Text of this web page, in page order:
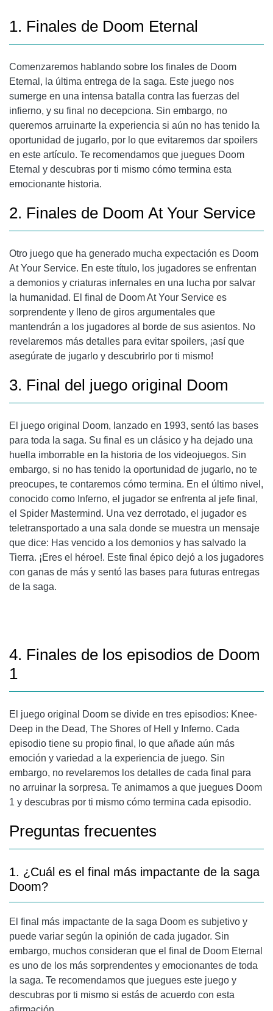
1. Finales de Doom Eternal
Comenzaremos hablando sobre los finales de Doom
Eternal, la última entrega de la saga. Este juego nos
sumerge en una intensa batalla contra las fuerzas del
infierno, y su final no decepciona. Sin embargo, no
queremos arruinarte la experiencia si aún no has tenido la
oportunidad de jugarlo, por lo que evitaremos dar spoilers
en este artículo. Te recomendamos que juegues Doom
Eternal y descubras por ti mismo cómo termina esta
emocionante historia.
2. Finales de Doom At Your Service
Otro juego que ha generado mucha expectación es Doom
At Your Service. En este título, los jugadores se enfrentan
a demonios y criaturas infernales en una lucha por salvar
la humanidad. El final de Doom At Your Service es
sorprendente y lleno de giros argumentales que
mantendrán a los jugadores al borde de sus asientos. No
revelaremos más detalles para evitar spoilers, ¡así que
asegúrate de jugarlo y descubrirlo por ti mismo!
3. Final del juego original Doom
El juego original Doom, lanzado en 1993, sentó las bases
para toda la saga. Su final es un clásico y ha dejado una
huella imborrable en la historia de los videojuegos. Sin
embargo, si no has tenido la oportunidad de jugarlo, no te
preocupes, te contaremos cómo termina. En el último nivel,
conocido como Inferno, el jugador se enfrenta al jefe final,
el Spider Mastermind. Una vez derrotado, el jugador es
teletransportado a una sala donde se muestra un mensaje
que dice: Has vencido a los demonios y has salvado la
Tierra. ¡Eres el héroe!. Este final épico dejó a los jugadores
con ganas de más y sentó las bases para futuras entregas
de la saga.
4. Finales de los episodios de Doom
1
El juego original Doom se divide en tres episodios: Knee-
Deep in the Dead, The Shores of Hell y Inferno. Cada
episodio tiene su propio final, lo que añade aún más
emoción y variedad a la experiencia de juego. Sin
embargo, no revelaremos los detalles de cada final para
no arruinar la sorpresa. Te animamos a que juegues Doom
1 y descubras por ti mismo cómo termina cada episodio.
Preguntas frecuentes
1. ¿Cuál es el final más impactante de la saga
Doom?
El final más impactante de la saga Doom es subjetivo y
puede variar según la opinión de cada jugador. Sin
embargo, muchos consideran que el final de Doom Eternal
es uno de los más sorprendentes y emocionantes de toda
la saga. Te recomendamos que juegues este juego y
descubras por ti mismo si estás de acuerdo con esta